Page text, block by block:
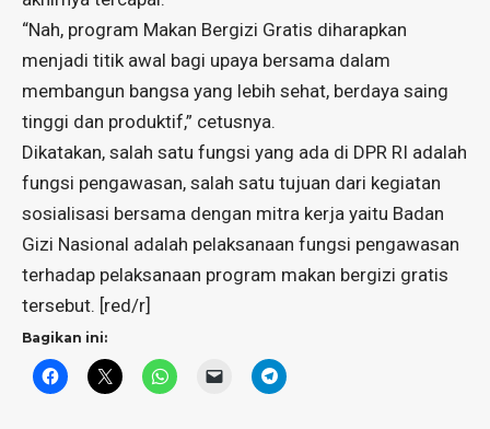
“Nah, program Makan Bergizi Gratis diharapkan
menjadi titik awal bagi upaya bersama dalam
membangun bangsa yang lebih sehat, berdaya saing
tinggi dan produktif,” cetusnya.
Dikatakan, salah satu fungsi yang ada di DPR RI adalah
fungsi pengawasan, salah satu tujuan dari kegiatan
sosialisasi bersama dengan mitra kerja yaitu Badan
Gizi Nasional adalah pelaksanaan fungsi pengawasan
terhadap pelaksanaan program makan bergizi gratis
tersebut. [red/r]
Bagikan ini: